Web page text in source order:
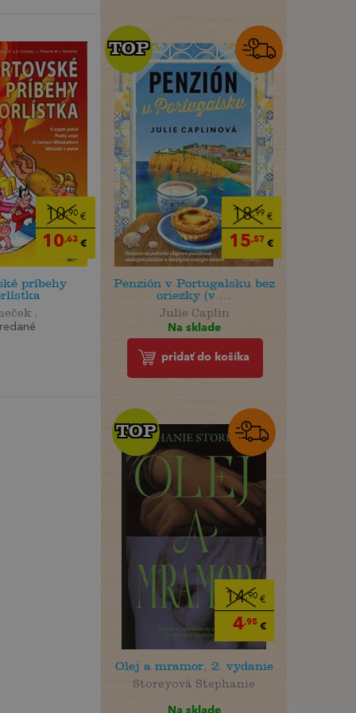
10,90 €
10,63 €
príbehy
,
18,99 €
15,57 €
TOP
TOP
Penzión v Portugalsku bez
oriezky (v ...
Julie Caplin
Na sklade
pridať do košíka
14,90€
4,95€
TOP
TOP
Olej a mramor, 2. vydanie
Storeyová Stephanie
Na sklade